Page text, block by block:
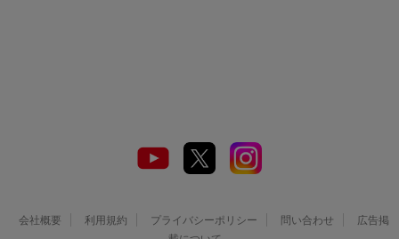
会社概要 利用規約 プライバシーポリシー 問い合わせ
広告掲